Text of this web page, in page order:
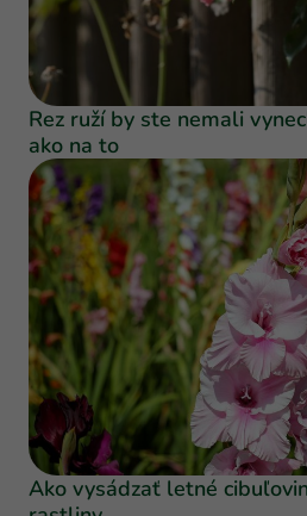
Rez ruží by ste nemali
ako na to
Ako vysádzať letné